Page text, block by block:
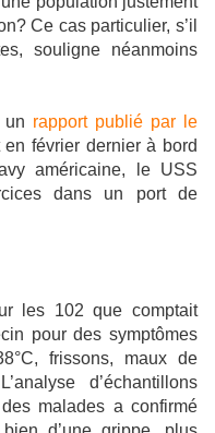
Ce cas particulier, s’il
souligne néanmoins
un rapport publié par le
en février dernier à bord
américaine, le USS
dans un port de
les 102 que comptait
pour des symptômes
frissons, maux de
d’échantillons
malades a confirmé